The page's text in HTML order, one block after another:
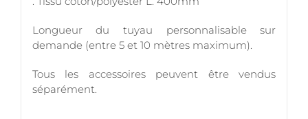
Longueur du tuyau personnalisable sur
demande (entre 5 et 10 mètres maximum).
Tous les accessoires peuvent être vendus
séparément.